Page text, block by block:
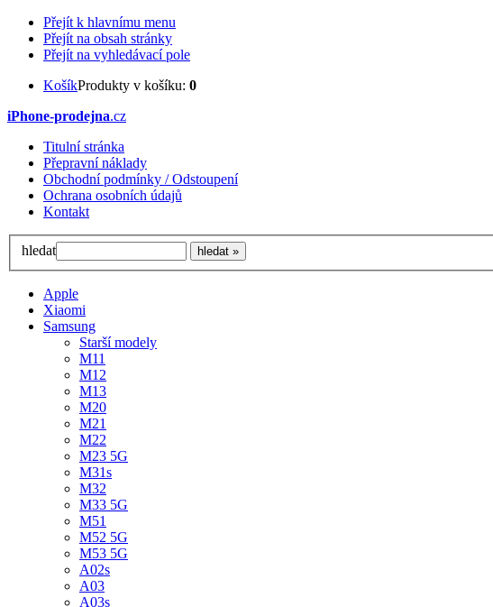
Přejít k hlavnímu menu
Přejít na obsah stránky
Přejít na vyhledávací pole
KošíkProdukty v košíku: 0
iPhone-prodejna.cz
Titulní stránka
Přepravní náklady
Obchodní podmínky / Odstoupení
Ochrana osobních údajů
Kontakt
hledat
Apple
Xiaomi
Samsung
Starší modely
M11
M12
M13
M20
M21
M22
M23 5G
M31s
M32
M33 5G
M51
M52 5G
M53 5G
A02s
A03
A03s